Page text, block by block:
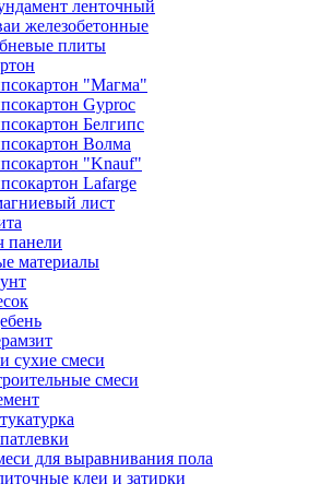
ленточный
железобетонные
плиты
"Магма"
Gyproc
Белгипс
Волма
"Knauf"
Lafarge
лист
панели
материалы
сухие смеси
смеси
для выравнивания пола
клеи и затирки